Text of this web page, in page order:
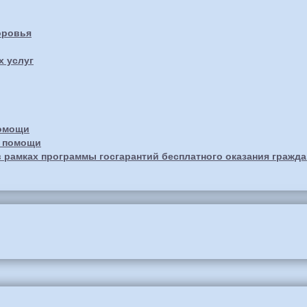
услуг
помощи
программы госгарантий бесплатного оказания